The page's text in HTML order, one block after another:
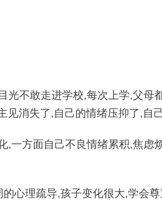
光不敢走进学校,每次上学,父母
消失了,自己的情绪压抑了,自
,一方面自己不良情绪累积,焦
心理疏导,孩子变化很大,学会尊